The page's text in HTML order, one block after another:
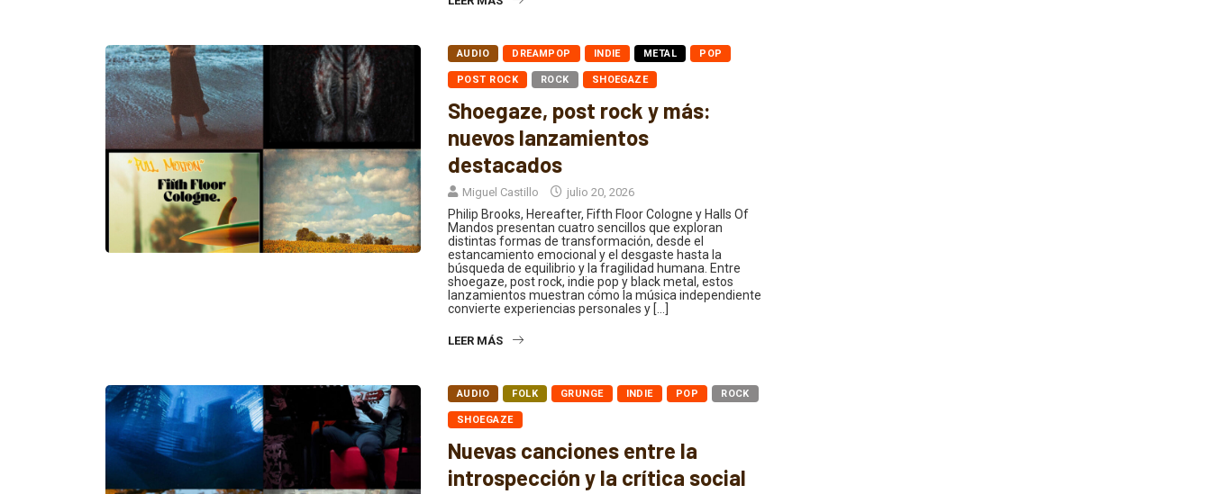
AUDIO DREAMPOP INDIE METAL POP
POST ROCK ROCK SHOEGAZE
Shoegaze, post rock y más:
nuevos lanzamientos
destacados
Miguel Castillo julio 20, 2026
Philip Brooks, Hereafter, Fifth Floor Cologne y Halls Of
Mandos presentan cuatro sencillos que exploran
distintas formas de transformación, desde el
estancamiento emocional y el desgaste hasta la
búsqueda de equilibrio y la fragilidad humana. Entre
shoegaze, post rock, indie pop y black metal, estos
lanzamientos muestran cómo la música independiente
convierte experiencias personales y […]
LEER MÁS
AUDIO FOLK GRUNGE INDIE POP ROCK
SHOEGAZE
Nuevas canciones entre la
introspección y la crítica social